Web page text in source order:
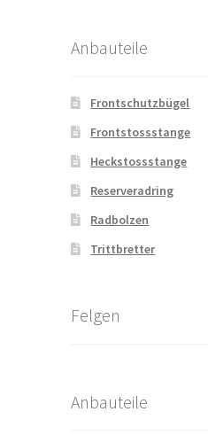
Anbauteile
Frontschutzbügel
Frontstossstange
Heckstossstange
Reserveradring
Radbolzen
Trittbretter
Felgen
Anbauteile